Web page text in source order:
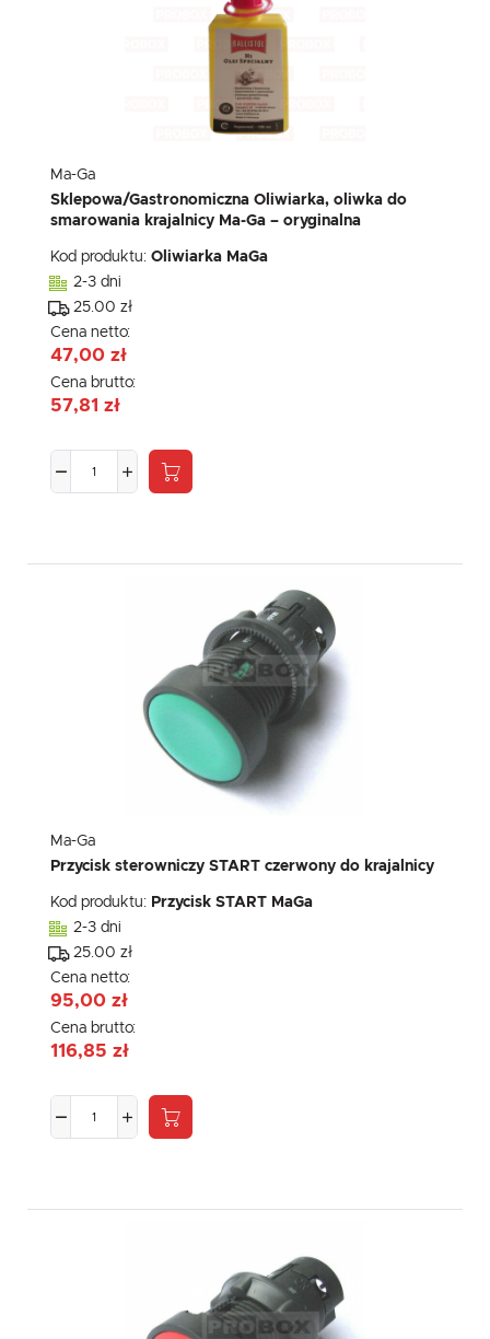
Ma-Ga
Sklepowa/Gastronomiczna Oliwiarka, oliwka do
smarowania krajalnicy Ma-Ga – oryginalna
Kod produktu: Oliwiarka MaGa
2-3 dni
25.00 zł
Cena netto:
47,00 zł
Cena brutto:
57,81 zł
Ma-Ga
Przycisk sterowniczy START czerwony do krajalnicy
Kod produktu: Przycisk START MaGa
2-3 dni
25.00 zł
Cena netto:
95,00 zł
Cena brutto:
116,85 zł